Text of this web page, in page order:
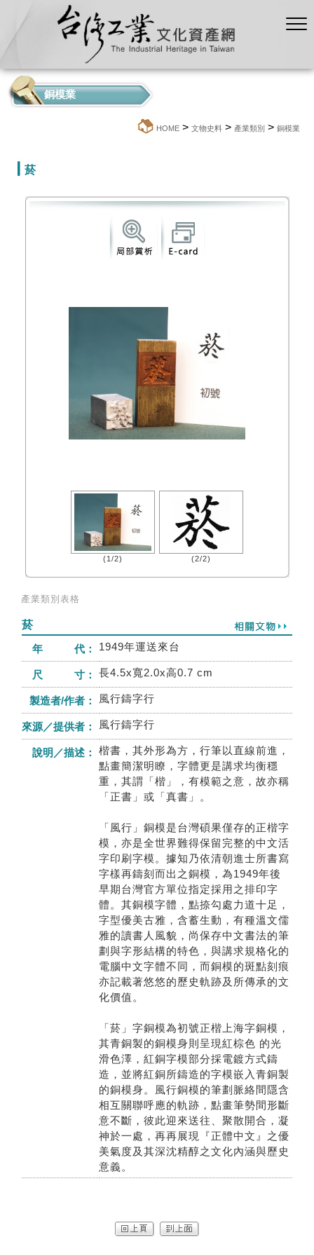
銅模業
HOME > 文物史料 > 產業類別 > 銅模業
菸
(1/2) (2/2)
產業類別表格
菸
年 代：
1949年運送來台
尺 寸： 長4.5x寬2.0x高0.7 cm
製造者/作者： 風行鑄字行
來源／提供者： 風行鑄字行
說明／描述：
楷書，其外形為方，行筆以直線前進，
點畫簡潔明瞭，字體更是講求均衡穩
重，其謂「楷」，有模範之意，故亦稱
「正書」或「真書」。
「風行」銅模是台灣碩果僅存的正楷字
模，亦是全世界難得保留完整的中文活
字印刷字模。據知乃依清朝進士所書寫
字樣再鑄刻而出之銅模，為1949年後
早期台灣官方單位指定採用之排印字
體。其銅模字體，點捺勾處力道十足，
字型優美古雅，含蓄生動，有種溫文儒
雅的讀書人風貌，尚保存中文書法的筆
劃與字形結構的特色，與講求規格化的
電腦中文字體不同，而銅模的斑點刻痕
亦記載著悠悠的歷史軌跡及所傳承的文
化價值。
「菸」字銅模為初號正楷上海字銅模，
其青銅製的銅模身則呈現紅棕色 的光
滑色澤，紅銅字模部分採電鍍方式鑄
造，並將紅銅所鑄造的字模嵌入青銅製
的銅模身。風行銅模的筆劃脈絡間隱含
相互關聯呼應的軌跡，點畫筆勢間形斷
意不斷，彼此迎來送往、聚散開合，凝
神於一處，再再展現『正體中文』之優
美氣度及其深沈精醇之文化內涵與歷史
意義。